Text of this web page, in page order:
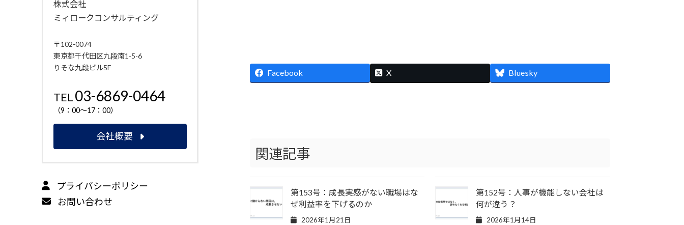
Facebook X Bluesky
関連記事
第153号：成長実感がない職場はな
ぜ利益率を下げるのか
2026年1月21日
第152号：人事が機能しない会社は
何が違う？
2026年1月14日
株式会社
ミィロークコンサルティング
〒102-0074
東京都千代田区九段南1-5-6
りそな九段ビル5F
TEL03-6869-0464
（9：00～17：00）
会社概要
プライバシーポリシー
お問い合わせ